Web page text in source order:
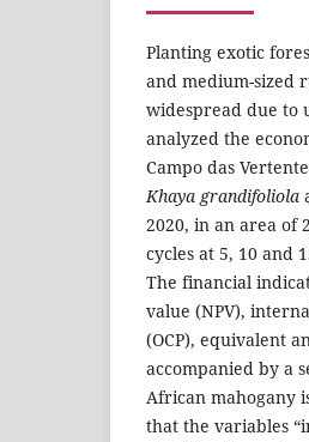
Planting exotic
and medium-sized
widespread due to
analyzed the
Campo das
Khaya grandifoliola
2020, in an area of
cycles at 5, 10 and
The financial
value (NPV),
(OCP), equivalent
accompanied by a
African mahogany
that the variables